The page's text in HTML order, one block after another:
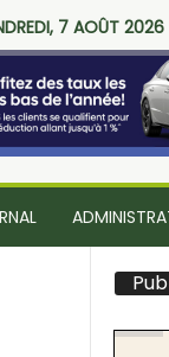
7 AOÛT 2026